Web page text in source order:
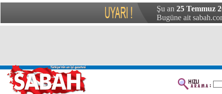
Şu an 25 Temmuz
Bugüne ait